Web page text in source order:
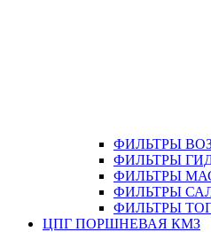
ФИЛЬТРЫ
ФИЛЬТРЫ
ФИЛЬТРЫ
ФИЛЬТРЫ
ФИЛЬТРЫ
ЦПГ ПОРШНЕВАЯ КМЗ